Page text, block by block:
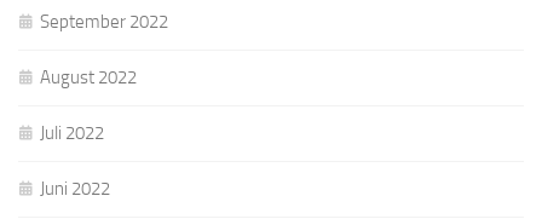
September 2022
August 2022
Juli 2022
Juni 2022